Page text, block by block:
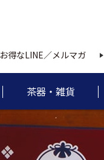
お得なLINE／メルマガ
茶器・雑貨